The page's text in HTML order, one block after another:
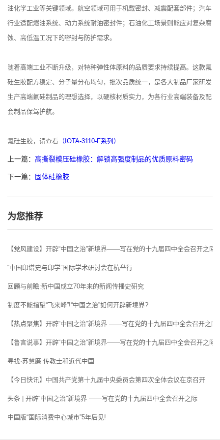
油化学工业等关键领域。航空领域可用于机载密封、减震配套部件；汽车
行业适配燃油系统、动力系统耐油密封件；石油化工场景则能应对复杂腐
蚀、高低温工况下的密封与防护需求。
随着高端工业不断升级，对特种弹性体原料的品质要求持续提高。这款氟
硅生胶配方稳定、分子量分布均匀，批次品质统一，是各大制品厂家研发
生产高端氟硅制品的理想选择，以硬核材质实力，为各行业高端装备及配
套制品保驾护航。
氟硅生胶，请查看 （IOTA-3110-F系列）
上一篇： 高撕裂模压硅橡胶：解锁高强度制品的优质原料密码
下一篇： 固体硅橡胶
为您推荐
【党风建设】开辟“中国之治”新境界——写在党的十九届四中全会召开之际
“中国印谱史与印学”国际学术研讨会在杭举行
回顾与前瞻:新中国成立70年来的新闻传播史研究
制度不能指望“飞来峰”!“中国之治”如何开辟新境界?
【热点聚焦】开辟“中国之治”新境界 ——写在党的十九届四中全会召开之际
【鲁言说事】开辟“中国之治”新境界——写在党的十九届四中全会召开之际
寻找·苏慧廉:传教士和近代中国
【今日快讯】中国共产党第十九届中央委员会第四次全体会议在京召开
头条 | 开辟“中国之治”新境界 ——写在党的十九届四中全会召开之际
中国版“国际消费中心城市”5年后见!